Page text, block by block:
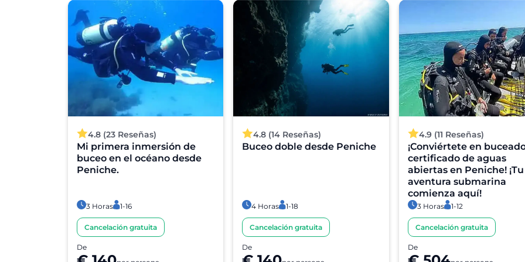
4.8 (23 Reseñas)
Mi primera inmersión de
buceo en el océano desde
Peniche.
3 Horas 1-16
Cancelación gratuita
De
4.8 (14 Reseñas)
Buceo doble desde Peniche
4 Horas 1-18
Cancelación gratuita
De
4.9 (11 Reseñas)
¡Conviértete en
certificado de aguas
abiertas en Peniche! ¡Tu
aventura submarina
comienza aquí!
3 Horas 1-12
Cancelación gratuita
De